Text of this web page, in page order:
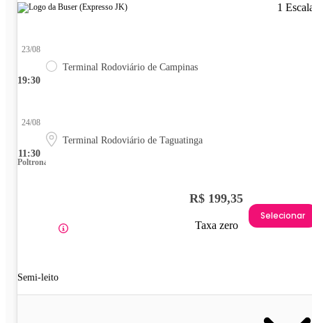
1
19:30
23/08
Terminal Rodoviário de Campinas
11:30
24/08
Terminal Rodoviário de Taguatinga
Poltrona
Semi-leito
R$ 199,35
Taxa zero
Selecionar